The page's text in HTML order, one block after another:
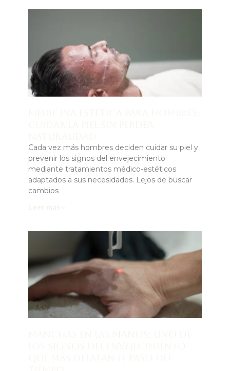
Cada vez más hombres deciden cuidar su piel y
prevenir los signos del envejecimiento
mediante tratamientos médico-estéticos
adaptados a sus necesidades. Lejos de buscar
cambios